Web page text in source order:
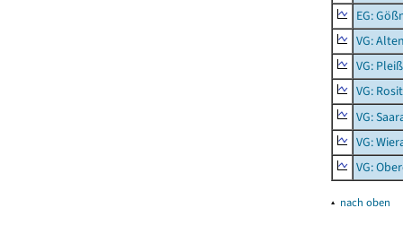
EG:
VG:
VG:
VG:
VG:
VG:
VG:
▴ nach oben